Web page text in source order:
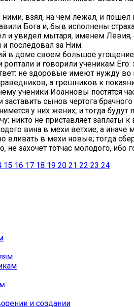
ними, взял, на чем лежал, и пошел
Бога и, быв исполнены
и увидел мытаря, именем
и последовал за Ним.
в доме своем большое
и говорили ученикам
не здоровые имеют нужду во
а грешников к
ученики Иоанновы постятся
сынов чертога
у них жених, и тогда будут
никто не приставляет заплаты
вина в мехи ветхие; а
вливать в мехи новые; тогда
не захочет тотчас молодого, ибо
15 16 17 18 19 20 21 22 23 24
и создании